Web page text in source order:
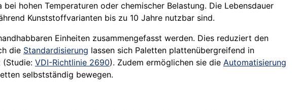
hohen Temperaturen oder chemischer Belastung. Die Lebensdauer
Kunststoffvarianten bis zu 10 Jahre nutzbar sind.
Einheiten zusammengefasst werden. Dies reduziert den
die Standardisierung lassen sich Paletten plattenübergreifend in
(Studie: VDI-Richtlinie 2690). Zudem ermöglichen sie die Automatisierung
selbstständig bewegen.